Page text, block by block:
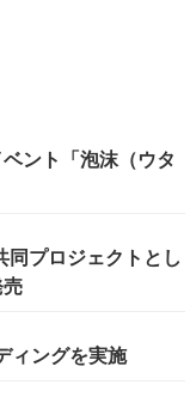
ント「泡沫（ウタ
同プロジェクトとし
売
ィングを実施